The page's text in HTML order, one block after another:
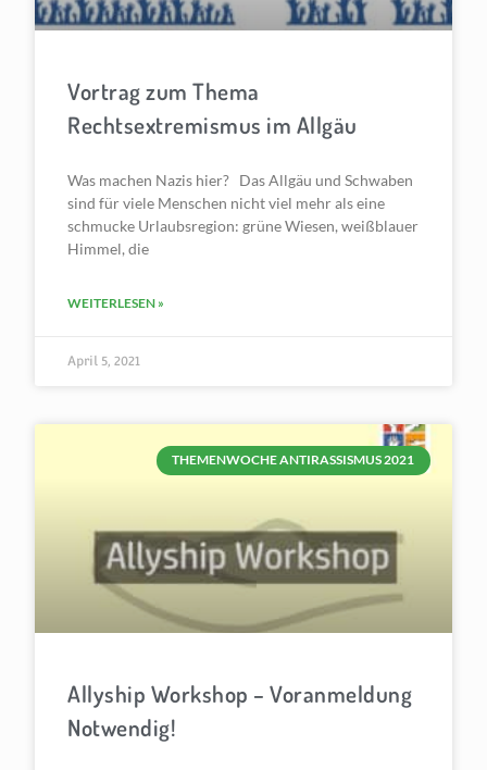
Vortrag zum Thema
Rechtsextremismus im Allgäu
Was machen Nazis hier? Das Allgäu und Schwaben
sind für viele Menschen nicht viel mehr als eine
schmucke Urlaubsregion: grüne Wiesen, weißblauer
Himmel, die
WEITERLESEN »
April 5, 2021
THEMENWOCHE ANTIRASSISMUS 2021
Allyship Workshop – Voranmeldung
Notwendig!